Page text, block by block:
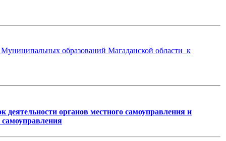
образований Магаданской области к
деятельности органов местного самоуправления и